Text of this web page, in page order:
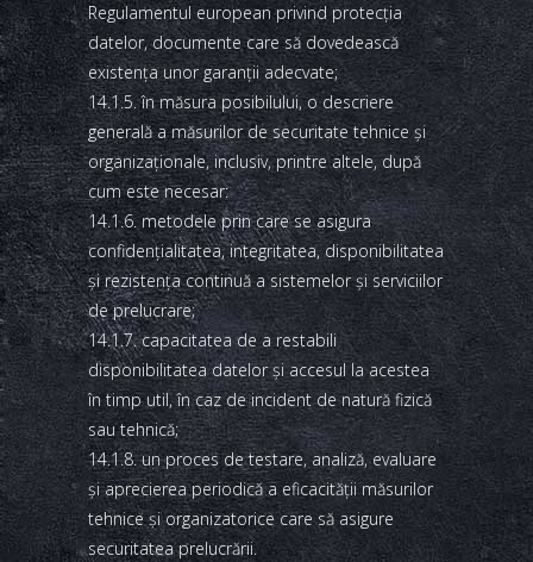
Regulamentul european privind protecţia
datelor, documente care să dovedească
existenţa unor garanţii adecvate;
14.1.5. în măsura posibilului, o descriere
generală a măsurilor de securitate tehnice şi
organizaţionale, inclusiv, printre altele, după
cum este necesar:
14.1.6. metodele prin care se asigura
confidenţialitatea, integritatea, disponibilitatea
şi rezistenţa continuă a sistemelor şi serviciilor
de prelucrare;
14.1.7. capacitatea de a restabili
disponibilitatea datelor şi accesul la acestea
în timp util, în caz de incident de natură fizică
sau tehnică;
14.1.8. un proces de testare, analiză, evaluare
şi aprecierea periodică a eficacităţii măsurilor
tehnice şi organizatorice care să asigure
securitatea prelucrării.